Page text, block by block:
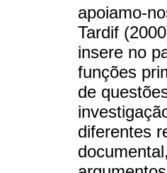
apoiamo-
Tardif
insere no
funções
de
diferentes